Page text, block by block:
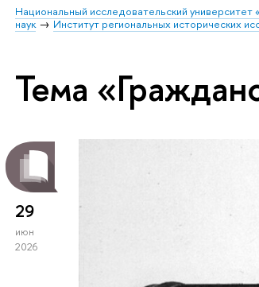
Национальный исследовательский университет
наук
Институт региональных исторических
Тема
29
июн
2026